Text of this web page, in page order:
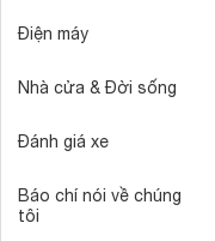
Điện máy
Nhà cửa & Đời sống
Đánh giá xe
Báo chí nói về chúng
tôi